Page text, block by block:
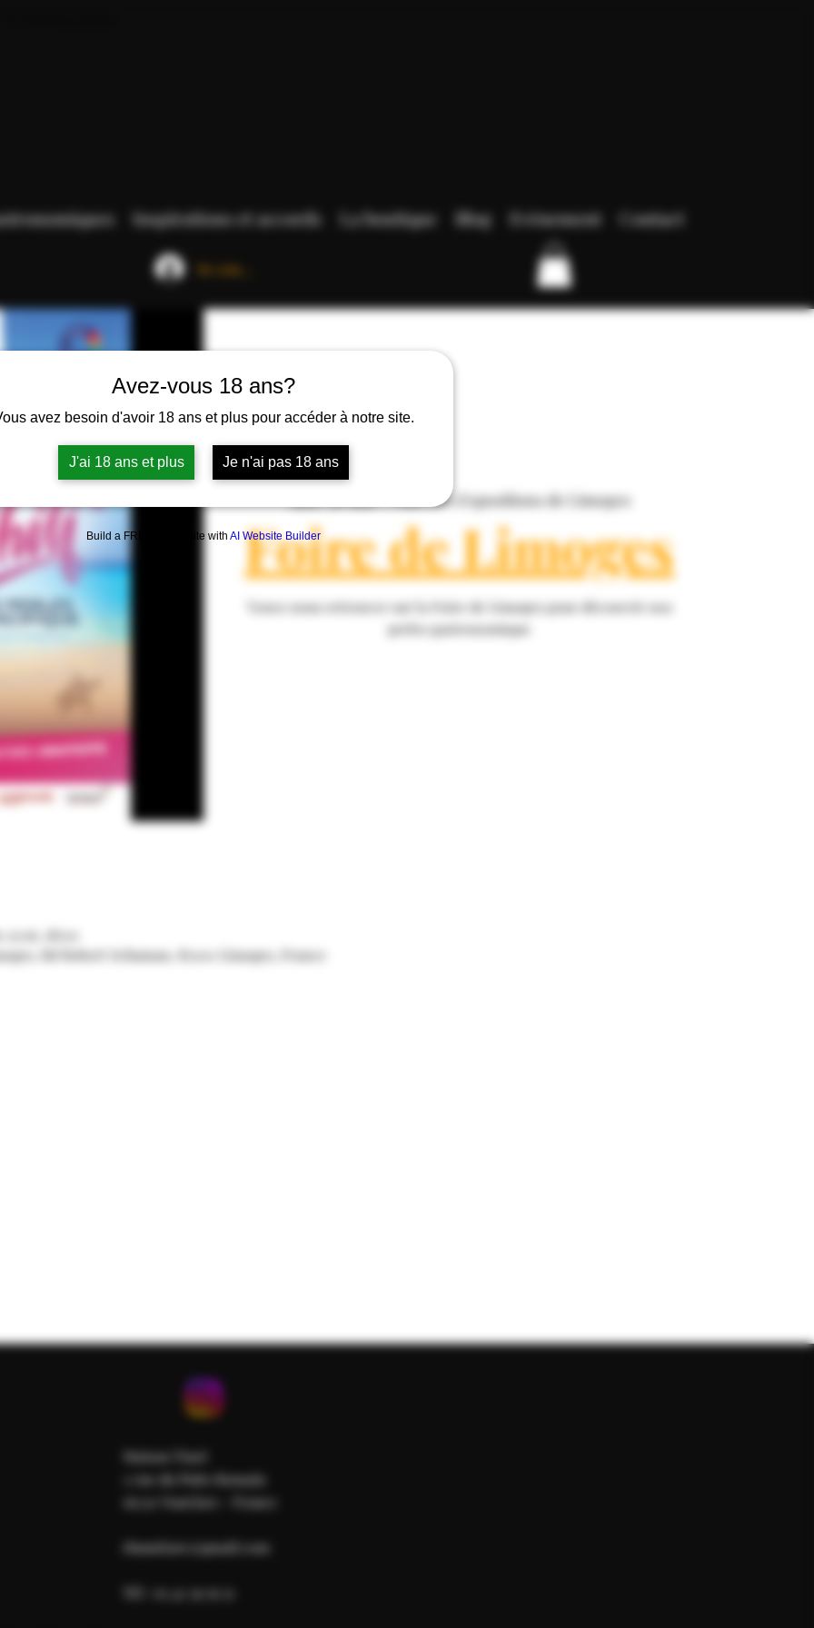
Avez-vous 18 ans?
avez besoin d'avoir 18 ans et plus pour accéder à notre site.
J'ai 18 ans et plus Je n'ai pas 18 ans
Build a FREE AI website with AI Website Builder
Inspirations et accords La boutique Blog Evènement Contact
Se connecter
Parc des Expositions de Limoges
Foire de Limoges
Venez nous retrouver sur la Foire de Limoges pour découvrir nos
perles gastronomique
18:00
Bd Robert Schuman, 87100 Limoges, France
Maison Tiaré
2 rue du Puits Romain
16230 Nanclars - France
rhumtiare@gmail.com
Tél : 05 45 39 79 51